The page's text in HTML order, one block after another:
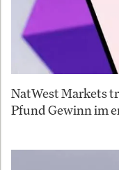
NatWest Markets
Pfund Gewinn im